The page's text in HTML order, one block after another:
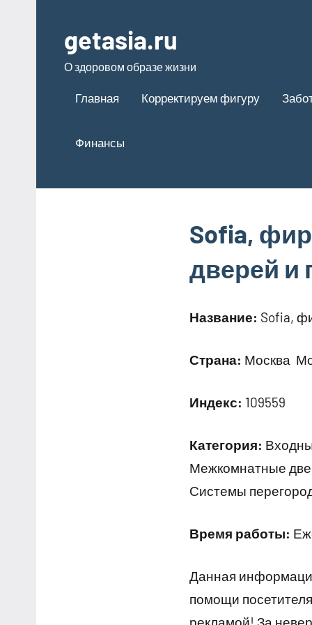
содержимому
getasia.ru
О здоровом образе жизни
Главная Корректируем фигуру
Финансы
Sofia,
дверей и
Название: Sofia,
Страна: Москва
Индекс: 109559
Категория:
Межкомнатные
Системы
Время работы:
Данная
помощи